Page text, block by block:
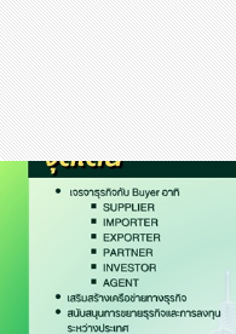
กีฬา
อาหาร, เครื่องดื่ม
ท่องเที่ยว
โรงแรม, ที่พัก
บ้าน, คอนโด, อสังหาฯ
สัตว์เลี้ยง
ไอที